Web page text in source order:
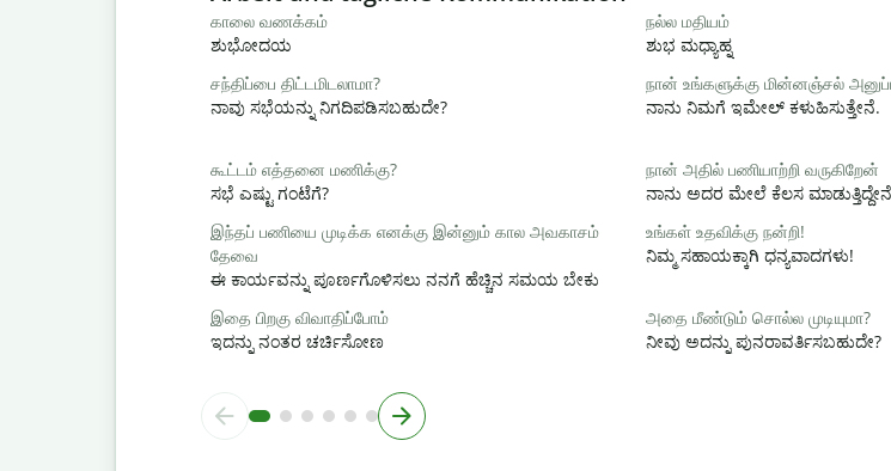
காலை வணக்கம்
ಶುಭೋದಯ
நல்ல மதியம்
ಶುಭ ಮಧ್ಯಾಹ್ನ
சந்திப்பை திட்டமிடலாமா?
ನಾವು ಸಭೆಯನ್ನು ನಿಗದಿಪಡಿಸಬಹುದೇ?
நான் உங்களுக்கு மின்னஞ்சல்
ನಾನು ನಿಮಗೆ ಇಮೇಲ್ ಕಳುಹಿಸುತ್ತೇನೆ.
கூட்டம் எத்தனை மணிக்கு?
ಸಭೆ ಎಷ್ಟು ಗಂಟೆಗೆ?
நான் அதில் பணியாற்றி வருகிறேன்
ನಾನು ಅದರ ಮೇಲೆ ಕೆಲಸ ಮಾಡುತ್ತಿದ್ದೇನೆ
இந்தப் பணியை முடிக்க எனக்கு இன்னும் கால அவகாசம்
தேவை
ಈ ಕಾರ್ಯವನ್ನು ಪೂರ್ಣಗೊಳಿಸಲು ನನಗೆ ಹೆಚ್ಚಿನ ಸಮಯ ಬೇಕು
உங்கள் உதவிக்கு நன்றி!
ನಿಮ್ಮ ಸಹಾಯಕ್ಕಾಗಿ ಧನ್ಯವಾದಗಳು!
இதை பிறகு விவாதிப்போம்
ಇದನ್ನು ನಂತರ ಚರ್ಚಿಸೋಣ
அதை மீண்டும் சொல்ல முடியுமா?
ನೀವು ಅದನ್ನು ಪುನರಾವರ್ತಿಸಬಹುದೇ?